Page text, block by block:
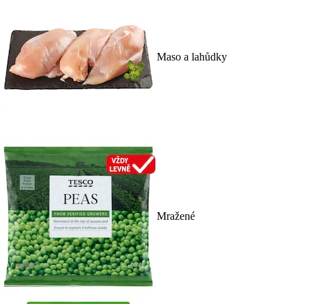
Maso a lahůdky
Mražené